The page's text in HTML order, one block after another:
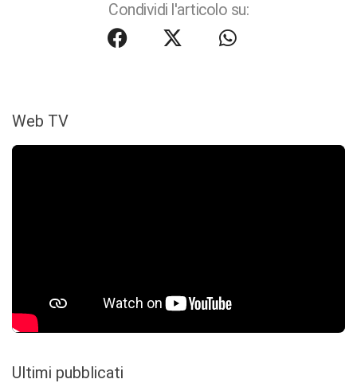
Condividi l'articolo su:
Web TV
Ultimi pubblicati